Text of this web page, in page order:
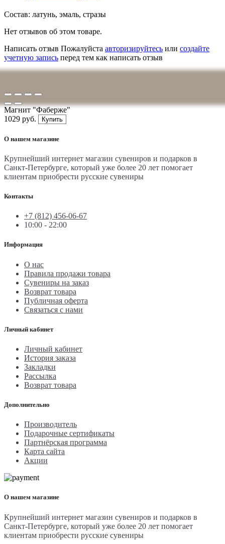
Состав: латунь, эмаль, стразы
Нет отзывов об этом товаре.
Написать отзыв Пожалуйста авторизируйтесь или создайте
учетную запись перед тем как написать отзыв
Магнит "Фаберже"
1029 руб.
Купить
О нашем магазине
Крупнейший интернет магазин сувениров и подарков в
Санкт-Петербурге, который уже более 20 лет помогает
клиентам приобрести русские сувениры
Контакты
+7 (812) 456-06-67
10:00 - 22:00
Информация
О нас
Правила продажи товара
Сувениры на заказ
Возврат товара
Публичная оферта
Связаться с нами
Личный кабинет
Личный кабинет
История заказа
Закладки
Рассылка
Возврат товара
Дополнительно
Производитель
Подарочные сертификаты
Партнёрская программа
Карта сайта
Акции
О нашем магазине
Крупнейший интернет магазин сувениров и подарков в
Санкт-Петербурге, который уже более 20 лет помогает
клиентам приобрести русские сувениры